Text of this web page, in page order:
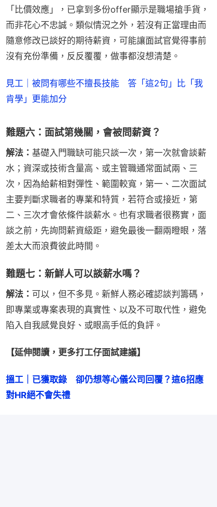
「比價效應」，已拿到多份offer顯示是職場搶手貨，
而非花心不忠誠。類似情況之外，若沒有正當理由而
隨意修改已談好的期待薪資，可能讓面試官覺得事前
沒有充份準備，反反覆覆，做事都沒想清楚。
見工｜被問有哪些不擅長技能 答「這2句」比「我
肯學」更能加分
難題六：面試第幾關，會被問薪資？
解法： 基礎入門職缺可能只談一次，第一次就會談薪
水；資深或技術含量高、或主管職通常面試兩、三
次，因為給薪相對彈性、範圍較寬，第一、二次面試
主要判斷求職者的專業和特質，若符合或接近，第
二、三次才會依條件談薪水。也有求職者很務實，面
談之前，先詢問薪資級距，避免最後一翻兩瞪眼，落
差太大而浪費彼此時間。
難題七：新鮮人可以談薪水嗎？
解法： 可以，但不多見。新鮮人務必確認談判籌碼，
即專業或專案表現的真實性、以及不可取代性，避免
陷入自我感覺良好、或眼高手低的負評。
【延伸閱讀，更多打工仔面試建議】
搵工｜已獲取錄　卻仍想等心儀公司回覆？這6招應
對HR絕不會失禮